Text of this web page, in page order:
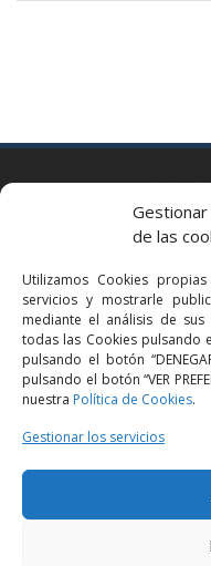
de las
Utilizamos Cookies
servicios y mostrarle
mediante el análisis de
todas las Cookies pulsando
pulsando el botón
pulsando el botón “VER
nuestra Política de Cookies.
Gestionar los servicios
Via Augusta
C/ Sant
+34 93 860
MADRID
C/ Serrano
+34 91 431